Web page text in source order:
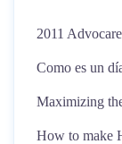
2011
Como es un
Maximizing
How to make